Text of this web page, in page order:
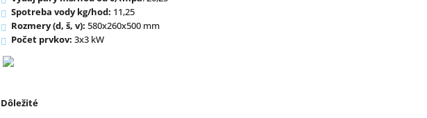
Spotreba vody kg/hod: 11,25
Rozmery (d, š, v): 580x260x500 mm
Počet prvkov: 3x3 kW
Dôležité